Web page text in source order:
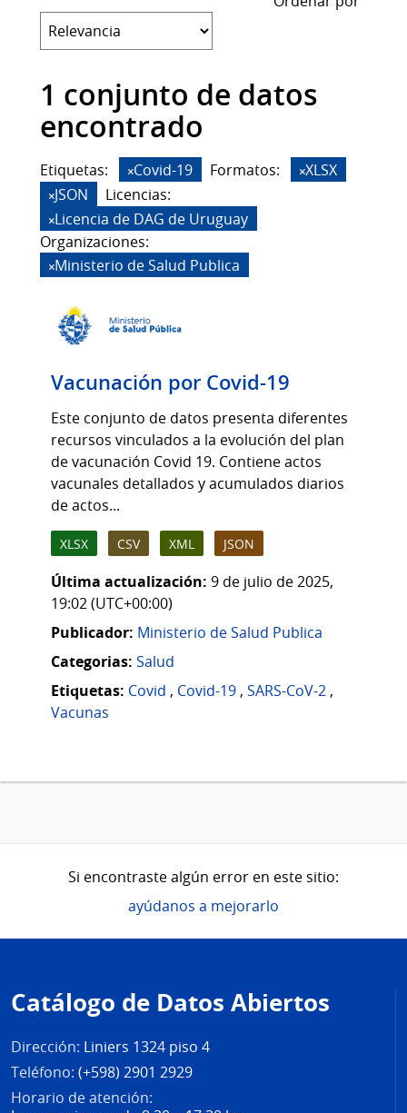
1 conjunto de datos
encontrado
Etiquetas: Covid-19 Formatos:
XLSX
JSON
Licencias:
Licencia de DAG de Uruguay
Organizaciones:
Ministerio de Salud Publica
Vacunación por Covid-19
Este conjunto de datos presenta diferentes
recursos vinculados a la evolución del plan
de vacunación Covid 19. Contiene actos
vacunales detallados y acumulados diarios
de actos...
XLSX CSV XML JSON
Última actualización: 9 de julio de 2025,
19:02 (UTC+00:00)
Publicador: Ministerio de Salud Publica
Categorias: Salud
Etiquetas: Covid , Covid-19 , SARS-CoV-2 ,
Vacunas
Si encontraste algún error en este sitio:
ayúdanos a mejorarlo
de
página
Catálogo de Datos Abiertos
Dirección: Liniers 1324 piso 4
Teléfono: (+598) 2901 2929
Horario de atención: